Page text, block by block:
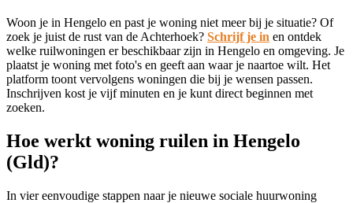
Woon je in Hengelo en past je woning niet meer bij je situatie? Of
zoek je juist de rust van de Achterhoek? Schrijf je in en ontdek
welke ruilwoningen er beschikbaar zijn in Hengelo en omgeving. Je
plaatst je woning met foto's en geeft aan waar je naartoe wilt. Het
platform toont vervolgens woningen die bij je wensen passen.
Inschrijven kost je vijf minuten en je kunt direct beginnen met
zoeken.
Hoe werkt woning ruilen in Hengelo
(Gld)?
In vier eenvoudige stappen naar je nieuwe sociale huurwoning